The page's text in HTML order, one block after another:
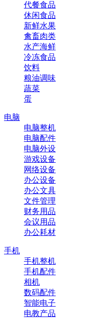
代餐食品
休闲食品
新鲜水果
禽畜肉类
水产海鲜
冷冻食品
饮料
粮油调味
蔬菜
蛋
电脑
电脑整机
电脑配件
电脑外设
游戏设备
网络设备
办公设备
办公文具
文件管理
财务用品
会议用品
办公耗材
手机
手机整机
手机配件
相机
数码配件
智能电子
电教产品